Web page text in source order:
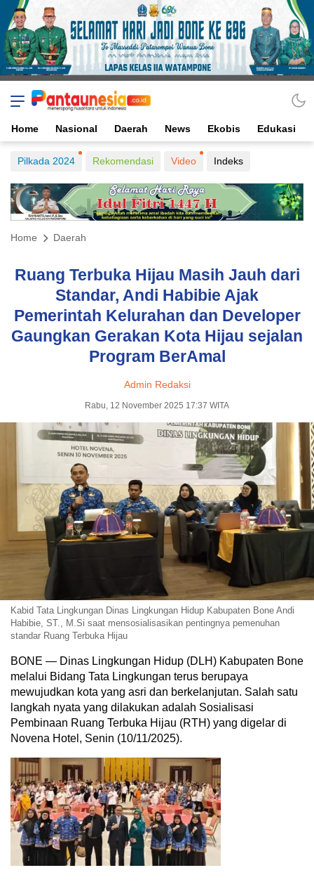
Home Nasional Daerah News Ekobis Edukasi
Pilkada 2024 Rekomendasi Video Indeks
Home Daerah
Ruang Terbuka Hijau Masih Jauh dari
Standar, Andi Habibie Ajak
Pemerintah Kelurahan dan Developer
Gaungkan Gerakan Kota Hijau sejalan
Program BerAmal
Admin Redaksi
Rabu, 12 November 2025 17:37 WITA
Kabid Tata Lingkungan Dinas Lingkungan Hidup Kabupaten Bone Andi
Habibie, ST., M.Si saat mensosialisasikan pentingnya pemenuhan
standar Ruang Terbuka Hijau
BONE — Dinas Lingkungan Hidup (DLH) Kabupaten Bone
melalui Bidang Tata Lingkungan terus berupaya
mewujudkan kota yang asri dan berkelanjutan. Salah satu
langkah nyata yang dilakukan adalah Sosialisasi
Pembinaan Ruang Terbuka Hijau (RTH) yang digelar di
Novena Hotel, Senin (10/11/2025).